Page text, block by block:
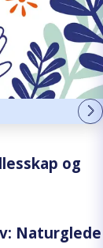
og
Naturglede